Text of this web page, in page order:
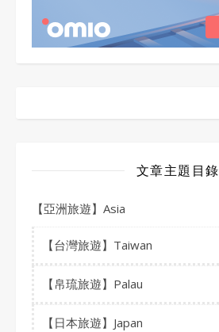
文章主題目錄
【亞洲旅遊】Asia
【台灣旅遊】Taiwan
【帛琉旅遊】Palau
【日本旅遊】Japan